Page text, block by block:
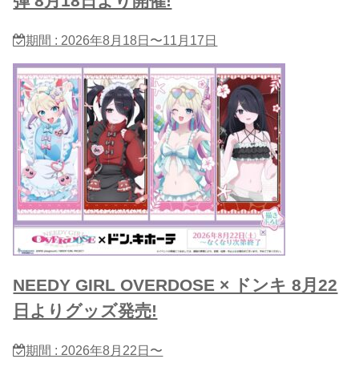
期間 : 2026年8月18日〜11月17日
NEEDY GIRL OVERDOSE × ドンキ 8月22
日よりグッズ発売!
期間 : 2026年8月22日〜